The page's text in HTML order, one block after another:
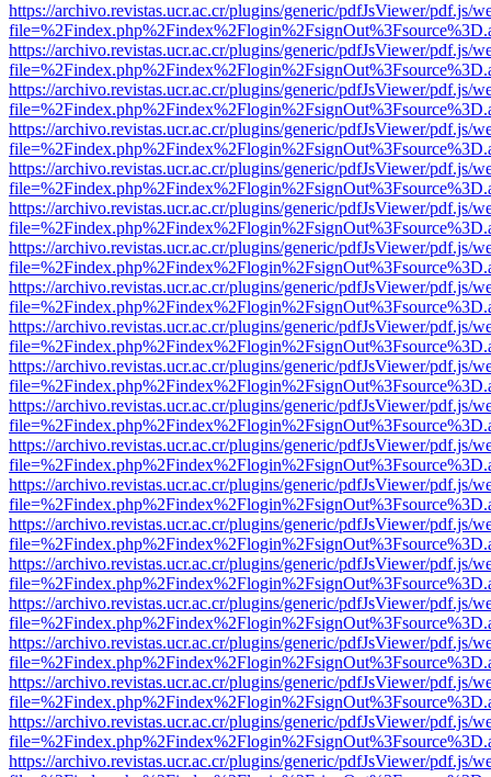
https://archivo.revistas.ucr.ac.cr/plugins/generic/pdfJsViewer/pdf.js/
https://archivo.revistas.ucr.ac.cr/plugins/generic/pdfJsViewer/pdf.js/
https://archivo.revistas.ucr.ac.cr/plugins/generic/pdfJsViewer/pdf.js/
https://archivo.revistas.ucr.ac.cr/plugins/generic/pdfJsViewer/pdf.js/
https://archivo.revistas.ucr.ac.cr/plugins/generic/pdfJsViewer/pdf.js/
https://archivo.revistas.ucr.ac.cr/plugins/generic/pdfJsViewer/pdf.js/
https://archivo.revistas.ucr.ac.cr/plugins/generic/pdfJsViewer/pdf.js/
https://archivo.revistas.ucr.ac.cr/plugins/generic/pdfJsViewer/pdf.js/
https://archivo.revistas.ucr.ac.cr/plugins/generic/pdfJsViewer/pdf.js/
https://archivo.revistas.ucr.ac.cr/plugins/generic/pdfJsViewer/pdf.js/
https://archivo.revistas.ucr.ac.cr/plugins/generic/pdfJsViewer/pdf.js/
https://archivo.revistas.ucr.ac.cr/plugins/generic/pdfJsViewer/pdf.js/
https://archivo.revistas.ucr.ac.cr/plugins/generic/pdfJsViewer/pdf.js/
https://archivo.revistas.ucr.ac.cr/plugins/generic/pdfJsViewer/pdf.js/
https://archivo.revistas.ucr.ac.cr/plugins/generic/pdfJsViewer/pdf.js/
https://archivo.revistas.ucr.ac.cr/plugins/generic/pdfJsViewer/pdf.js/
https://archivo.revistas.ucr.ac.cr/plugins/generic/pdfJsViewer/pdf.js/
https://archivo.revistas.ucr.ac.cr/plugins/generic/pdfJsViewer/pdf.js/
https://archivo.revistas.ucr.ac.cr/plugins/generic/pdfJsViewer/pdf.js/
https://archivo.revistas.ucr.ac.cr/plugins/generic/pdfJsViewer/pdf.js/